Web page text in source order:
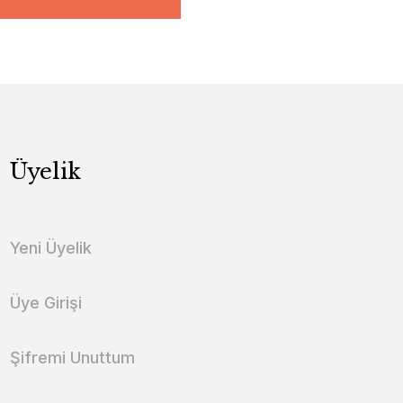
Üyelik
Yeni Üyelik
Üye Girişi
Şifremi Unuttum